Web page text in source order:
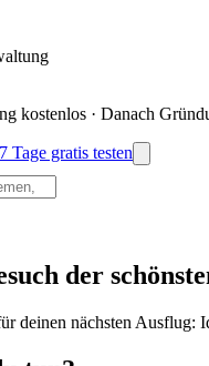
kostenlos · Danach
7 Tage gratis testen
der
deinen nächsten Ausflug: